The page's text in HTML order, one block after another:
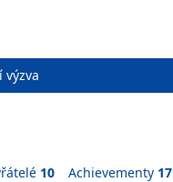
výzva
10 Achievementy 17